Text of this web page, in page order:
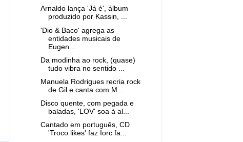
Arnaldo lança 'Já é', álbum
produzido por Kassin, ...
'Dio & Baco' agrega as
entidades musicais de
Eugen...
Da modinha ao rock, (quase)
tudo vibra no sentido ...
Manuela Rodrigues recria rock
de Gil e canta com M...
Disco quente, com pegada e
baladas, 'LOV' soa à al...
Cantado em português, CD
'Troco likes' faz Iorc fa...